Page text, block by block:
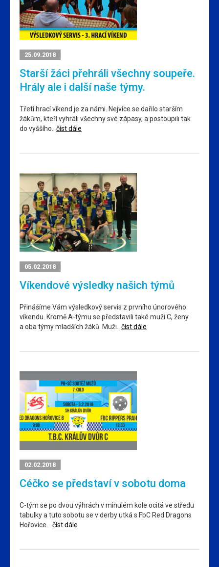
25.09.2018
Starší žáci přehráli všechny soupeře.
Hrály ale i další naše týmy.
Třetí hrací víkend je za námi. Nejvíce se dařilo starším
žákům, kteří vyhráli všechny své zápasy, a postoupili tak
do vyššího.. číst dále
05.02.2018
Víkendové výsledky našich týmů
Přinášíme Vám výsledkový servis z prvního únorového
víkendu. Kromě A-týmu se představili také muži C, ženy
a oba týmy mladších žáků. Muži.. číst dále
02.02.2018
Céčko se představí v sobotu doma
C-tým se po dvou výhrách v minulém kole ocitá ve středu
tabulky a tuto sobotu se v derby utká s FbC Red Dragons
Hořovice… číst dále